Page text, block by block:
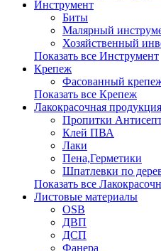
Инструмент
Биты
Малярный
Хозяйственный
Показать все Инструмент
Крепеж
Фасованный
Показать все Крепеж
Лакокрасочная продукция
Пропитки
Клей ПВА
Лаки
Пена,Герметики
Шпатлевки по
Показать все
Листовые материалы
OSB
ДВП
ДСП
Фанера